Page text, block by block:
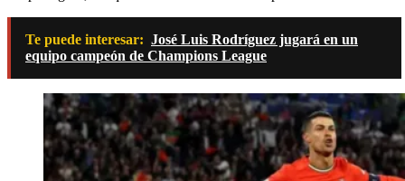
Te puede interesar: José Luis Rodríguez jugará en un
equipo campeón de Champions League